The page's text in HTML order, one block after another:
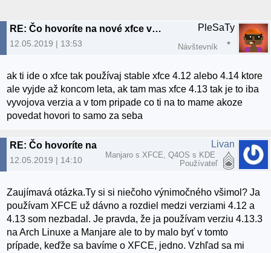
RE: Čo hovoríte na nové xfce v xubuntu19.04
12.05.2019 | 13:53
PleSaTy
Návštevník
ak ti ide o xfce tak používaj stable xfce 4.12 alebo 4.14 ktore
ale vyjde až koncom leta, ak tam mas xfce 4.13 tak je to iba
vyvojova verzia a v tom pripade co ti na to mame akoze
povedat hovori to samo za seba
12.05.2019 | 14:10
Livan
Manjaro s XFCE, Q4OS s KDE
Používateľ
Zaujímavá otázka.Ty si si niečoho výnimočného všimol? Ja
používam XFCE už dávno a rozdiel medzi verziami 4.12 a
4.13 som nezbadal. Je pravda, že ja používam verziu 4.13.3
na Arch Linuxe a Manjare ale to by malo byť v tomto
prípade, keďže sa bavíme o XFCE, jedno. Vzhľad sa mi